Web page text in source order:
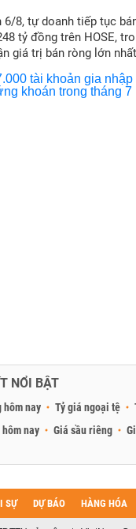
6/8, tự doanh tiếp tục
tỷ đồng trên HOSE,
giá trị bán ròng lớn
NỔI BẬT
hôm nay Tỷ giá ngoại tệ
nay
Giá sầu riêng
SỰ DỰ BÁO HÀNG HÓA